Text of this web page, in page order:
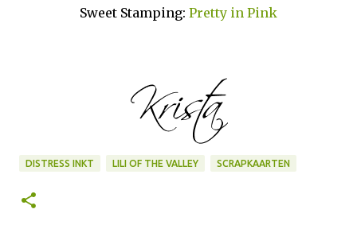
Sweet Stamping: Pretty in Pink
DISTRESS INKT LILI OF THE VALLEY SCRAPKAARTEN